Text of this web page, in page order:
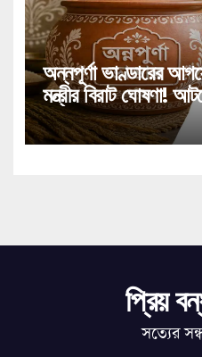
অন্নপূর্ণা ভাণ্ডারের
মন্ত্রীর বিরাট ঘোষণা!
প্রিয়
সত্যের